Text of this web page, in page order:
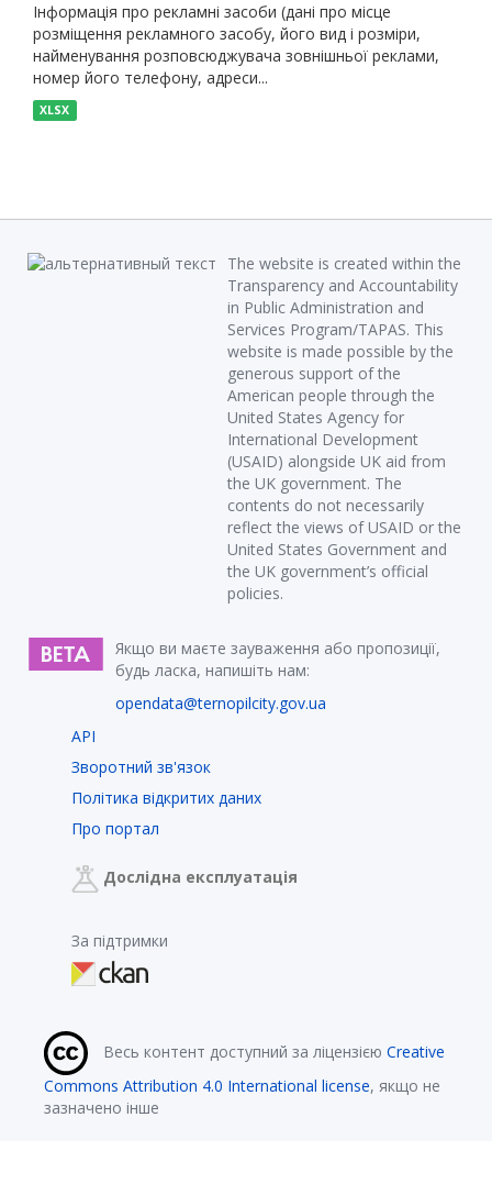
Інформація про рекламні засоби (дані про місце
розміщення рекламного засобу, його вид і розміри,
найменування розповсюджувача зовнішньої реклами,
номер його телефону, адреси...
XLSX
The website is created within the
Transparency and Accountability
in Public Administration and
Services Program/TAPAS. This
website is made possible by the
generous support of the
American people through the
United States Agency for
International Development
(USAID) alongside UK aid from
the UK government. The
contents do not necessarily
reflect the views of USAID or the
United States Government and
the UK government’s official
policies.
Якщо ви маєте зауваження або пропозиції,
будь ласка, напишіть нам:
opendata@ternopilcity.gov.ua
API
Зворотний зв'язок
Політика відкритих даних
Про портал
Дослідна експлуатація
За підтримки
Весь контент доступний за ліцензією Creative
Commons Attribution 4.0 International license, якщо не
зазначено інше